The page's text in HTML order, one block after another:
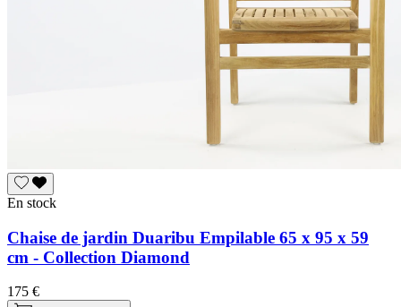
En stock
Chaise de jardin Duaribu Empilable 65 x 95 x 59
cm - Collection Diamond
175 €